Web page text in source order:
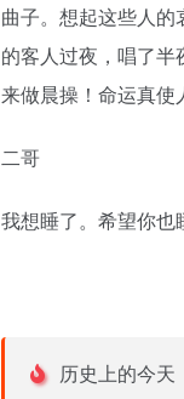
曲子。想起这些人
的客人过夜，唱了
来做晨操！命运真使
二哥
我想睡了。希望你也
历史上的今天